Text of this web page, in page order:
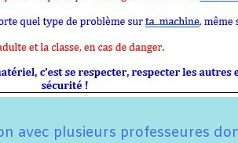
avec plusieurs professeures